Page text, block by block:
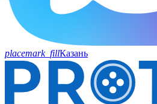
placemark_fillКазань